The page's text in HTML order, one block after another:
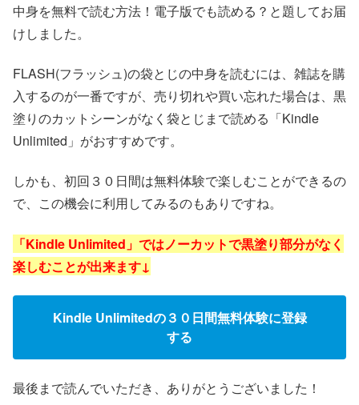
中身を無料で読む方法！電子版でも読める？と題してお届
けしました。
FLASH(フラッシュ)の袋とじの中身を読むには、雑誌を購
入するのが一番ですが、売り切れや買い忘れた場合は、黒
塗りのカットシーンがなく袋とじまで読める「Kindle
Unlimited」がおすすめです。
しかも、初回３０日間は無料体験で楽しむことができるの
で、この機会に利用してみるのもありですね。
「Kindle Unlimited」ではノーカットで黒塗り部分がなく
楽しむことが出来ます↓
Kindle Unlimitedの３０日間無料体験に登録
する
最後まで読んでいただき、ありがとうございました！